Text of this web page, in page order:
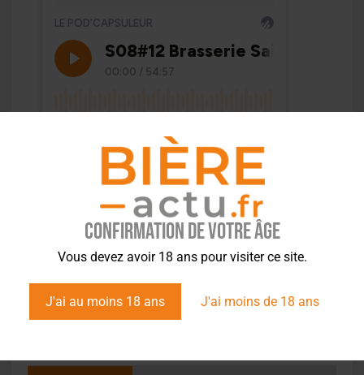
Confirmation de votre âge
Vous devez avoir 18 ans pour visiter ce site.
J'ai au moins 18 ans J'ai moins de 18 ans